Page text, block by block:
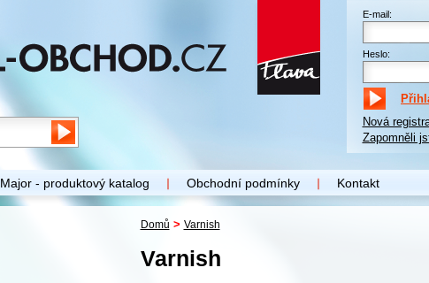
E-mail:
Heslo:
Nová
Zapomněli
Major - produktový katalog Obchodní podmínky Kontakt
Domů > Varnish
Varnish